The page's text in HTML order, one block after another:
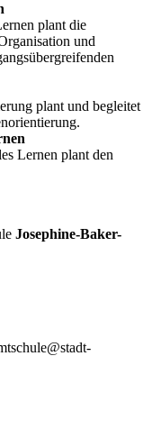
plant die
und
plant und begleitet
Lernen plant den
Josephine-Baker-